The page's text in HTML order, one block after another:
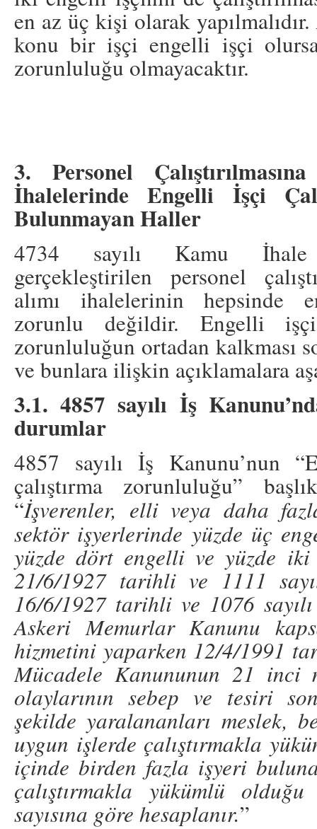
en az üç kişi olarak
konu bir işçi engelli işçi olursa
zorunluluğu olmayacaktır.
3. Personel
İhalelerinde Engelli İşçi
Bulunmayan Haller
4734 sayılı Kamu İhale
gerçekleştirilen personel
alımı ihalelerinin hepsinde
zorunlu değildir. Engelli işçi
zorunluluğun ortadan kalkması
ve bunlara ilişkin açıklamalara
3.1. 4857 sayılı İş
durumlar
4857 sayılı İş Kanunu’nun
çalıştırma zorunluluğu”
“İşverenler, elli veya daha
sektör işyerlerinde yüzde üç
yüzde dört engelli ve yüzde
21/6/1927 tarihli ve 1111
16/6/1927 tarihli ve 1076
Askeri Memurlar Kanunu
hizmetini yaparken 12/4/1991
Mücadele Kanununun 21 inci
olaylarının sebep ve tesiri
şekilde yaralananları meslek,
uygun işlerde çalıştırmakla
içinde birden fazla işyeri
çalıştırmakla yükümlü
sayısına göre hesaplanır.”